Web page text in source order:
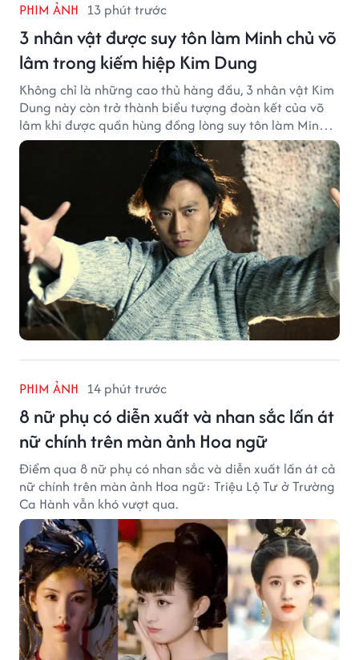
PHIM ẢNH 13 phút trước
3 nhân vật được suy tôn làm Minh chủ võ
lâm trong kiếm hiệp Kim Dung
Không chỉ là những cao thủ hàng đầu, 3 nhân vật Kim
Dung này còn trở thành biểu tượng đoàn kết của võ
lâm khi được quần hùng đồng lòng suy tôn làm Minh
chủ.
PHIM ẢNH 14 phút trước
8 nữ phụ có diễn xuất và nhan sắc lấn át
nữ chính trên màn ảnh Hoa ngữ
Điểm qua 8 nữ phụ có nhan sắc và diễn xuất lấn át cả
nữ chính trên màn ảnh Hoa ngữ: Triệu Lộ Tư ở Trường
Ca Hành vẫn khó vượt qua.